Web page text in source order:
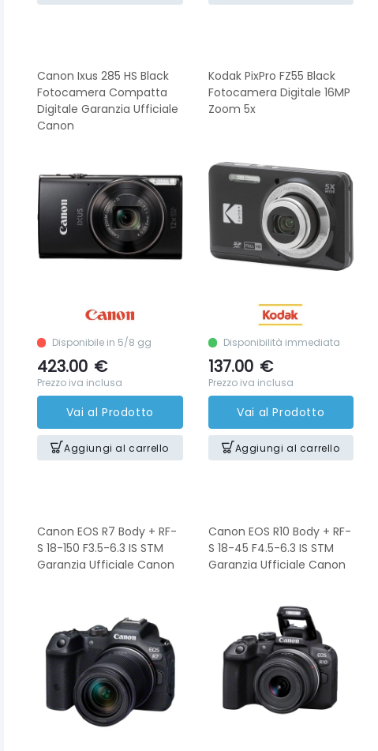
Canon Ixus 285 HS Black
Fotocamera Compatta
Digitale Garanzia Ufficiale
Canon
Disponibile in 5/8 gg
423.00 €
Prezzo iva inclusa
Vai al Prodotto
Aggiungi al carrello
Kodak PixPro FZ55 Black
Fotocamera Digitale 16MP
Zoom 5x
Disponibilità immediata
137.00 €
Prezzo iva inclusa
Vai al Prodotto
Aggiungi al carrello
Canon EOS R7 Body + RF-
S 18-150 F3.5-6.3 IS STM
Garanzia Ufficiale Canon
Canon EOS R10 Body + RF-
S 18-45 F4.5-6.3 IS STM
Garanzia Ufficiale Canon